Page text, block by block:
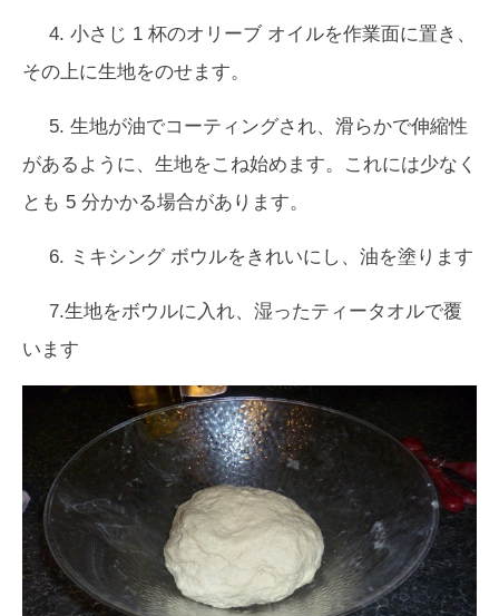
4. 小さじ 1 杯のオリーブ オイルを作業面に置き、
その上に生地をのせます。
5. 生地が油でコーティングされ、滑らかで伸縮性
があるように、生地をこね始めます。これには少なく
とも 5 分かかる場合があります。
6. ミキシング ボウルをきれいにし、油を塗ります
7.生地をボウルに入れ、湿ったティータオルで覆
います